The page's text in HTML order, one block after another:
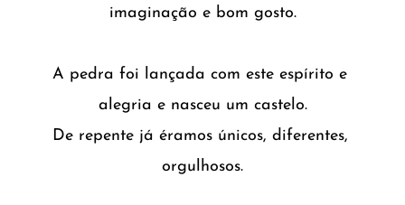
imaginação e bom gosto.
A pedra foi lançada com este espírito e
alegria e nasceu um castelo.
De repente já éramos únicos, diferentes,
orgulhosos.